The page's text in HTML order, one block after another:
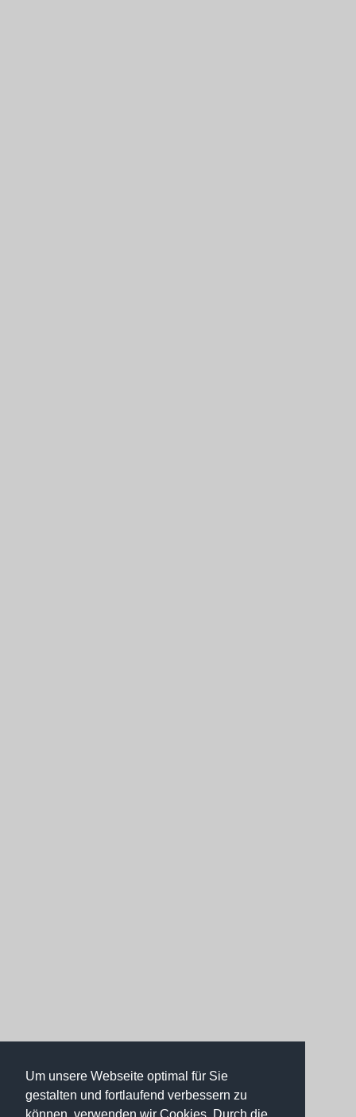
Um unsere Webseite optimal für Sie
gestalten und fortlaufend verbessern zu
können, verwenden wir Cookies. Durch die